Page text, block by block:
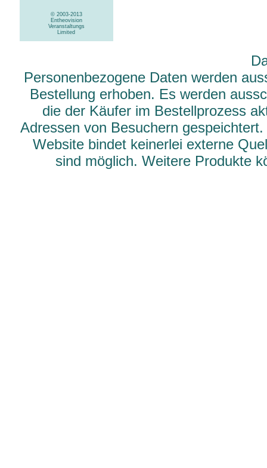
© 2003-2013
Entheovision
Veranstaltungs
Limited
Personenbezogene Daten werden
Bestellung erhoben. Es werden
die der Käufer im Bestellprozess
Adressen von Besuchern
Website bindet keinerlei externe
sind möglich. Weitere Produkte